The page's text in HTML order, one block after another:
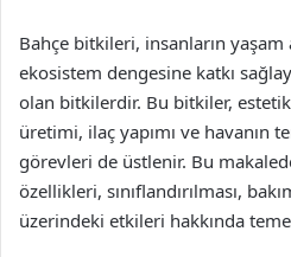
Bahçe bitkileri, insanların yaşam
ekosistem dengesine katkı
olan bitkilerdir. Bu bitkiler,
üretimi, ilaç yapımı ve havanın
görevleri de üstlenir. Bu
özellikleri, sınıflandırılması,
üzerindeki etkileri hakkında